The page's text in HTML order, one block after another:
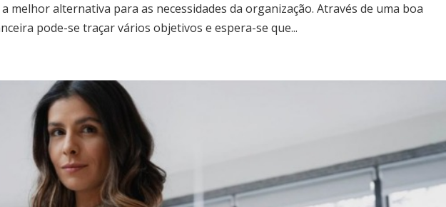
melhor alternativa para as necessidades da organização. Através de uma boa
pode-se traçar vários objetivos e espera-se que...